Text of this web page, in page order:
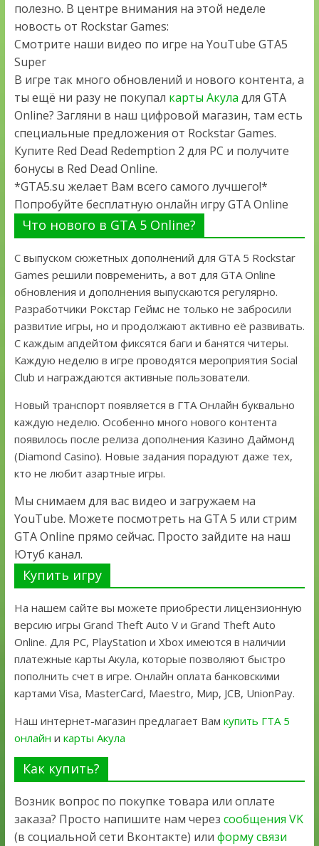
полезно. В центре внимания на этой неделе
новость от Rockstar Games:
Смотрите наши видео по игре на YouTube GTA5
Super
В игре так много обновлений и нового контента, а
ты ещё ни разу не покупал карты Акула для GTA
Online? Загляни в наш цифровой магазин, там есть
специальные предложения от Rockstar Games.
Купите Red Dead Redemption 2 для PC и получите
бонусы в Red Dead Online.
*GTA5.su желает Вам всего самого лучшего!*
Попробуйте бесплатную онлайн игру GTA Online
Что нового в GTA 5 Online?
С выпуском сюжетных дополнений для GTA 5 Rockstar
Games решили повременить, а вот для GTA Online
обновления и дополнения выпускаются регулярно.
Разработчики Рокстар Геймс не только не забросили
развитие игры, но и продолжают активно её развивать.
С каждым апдейтом фиксятся баги и банятся читеры.
Каждую неделю в игре проводятся мероприятия Social
Club и награждаются активные пользователи.
Новый транспорт появляется в ГТА Онлайн буквально
каждую неделю. Особенно много нового контента
появилось после релиза дополнения Казино Даймонд
(Diamond Casino). Новые задания порадуют даже тех,
кто не любит азартные игры.
Мы снимаем для вас видео и загружаем на
YouTube. Можете посмотреть на GTA 5 или стрим
GTA Online прямо сейчас. Просто зайдите на наш
Ютуб канал.
Купить игру
На нашем сайте вы можете приобрести лицензионную
версию игры Grand Theft Auto V и Grand Theft Auto
Online. Для PC, PlayStation и Xbox имеются в наличии
платежные карты Акула, которые позволяют быстро
пополнить счет в игре. Онлайн оплата банковскими
картами Visa, MasterCard, Maestro, Мир, JCB, UnionPay.
Наш интернет-магазин предлагает Вам купить ГТА 5
онлайн и карты Акула
Как купить?
Возник вопрос по покупке товара или оплате
заказа? Просто напишите нам через сообщения VK
(в социальной сети Вконтакте) или форму связи